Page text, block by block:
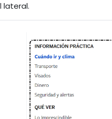
lateral.